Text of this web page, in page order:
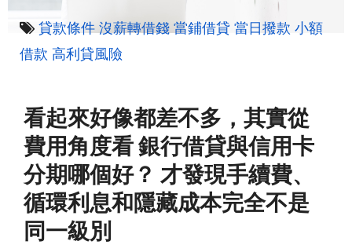
貸款條件 沒薪轉借錢 當鋪借貸 當日撥款 小額
借款 高利貸風險
看起來好像都差不多，其實從
費用角度看 銀行借貸與信用卡
分期哪個好？ 才發現手續費、
循環利息和隱藏成本完全不是
同一級別